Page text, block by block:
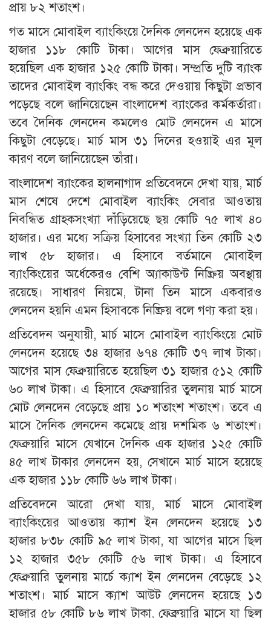
প্রায় ৮২ শতাংশ।
গত মাসে মোবাইল ব্যাংকিংয়ে দৈনিক লেনদেন হয়েছে এক
হাজার ১১৮ কোটি টাকা। আগের মাস ফেব্রুয়ারিতে
হয়েছিল এক হাজার ১২৫ কোটি টাকা। সম্প্রতি দুটি ব্যাংক
তাদের মোবাইল ব্যাংকিং বন্ধ করে দেওয়ায় কিছুটা প্রভাব
পড়েছে বলে জানিয়েছেন বাংলাদেশ ব্যাংকের কর্মকর্তারা।
তবে দৈনিক লেনদেন কমলেও মোট লেনদেন এ মাসে
কিছুটা বেড়েছে। মার্চ মাস ৩১ দিনের হওয়াই এর মূল
কারণ বলে জানিয়েছেন তাঁরা।
বাংলাদেশ ব্যাংকের হালনাগাদ প্রতিবেদনে দেখা যায়, মার্চ
মাস শেষে দেশে মোবাইল ব্যাংকিং সেবার আওতায়
নিবন্ধিত গ্রাহকসংখ্যা দাঁড়িয়েছে ছয় কোটি ৭৫ লাখ ৪০
হাজার। এর মধ্যে সক্রিয় হিসাবের সংখ্যা তিন কোটি ২৩
লাখ ৫৮ হাজার। এ হিসাবে বর্তমানে মোবাইল
ব্যাংকিংয়ের অর্ধেকেরও বেশি অ্যাকাউন্ট নিষ্ক্রিয় অবস্থায়
রয়েছে। সাধারণ নিয়মে, টানা তিন মাসে একবারও
লেনদেন হয়নি এমন হিসাবকে নিষ্ক্রিয় বলে গণ্য করা হয়।
প্রতিবেদন অনুযায়ী, মার্চ মাসে মোবাইল ব্যাংকিংয়ে মোট
লেনদেন হয়েছে ৩৪ হাজার ৬৭৪ কোটি ৩৭ লাখ টাকা।
আগের মাস ফেব্রুয়ারিতে হয়েছিল ৩১ হাজার ৫১২ কোটি
৬০ লাখ টাকা। এ হিসাবে ফেব্রুয়ারির তুলনায় মার্চ মাসে
মোট লেনদেন বেড়েছে প্রায় ১০ শতাংশ শতাংশ। তবে এ
মাসে দৈনিক লেনদেন কমেছে প্রায় দশমিক ৬ শতাংশ।
ফেব্রুয়ারি মাসে যেখানে দৈনিক এক হাজার ১২৫ কোটি
৪৫ লাখ টাকার লেনদেন হয়, সেখানে মার্চ মাসে হয়েছে
এক হাজার ১১৮ কোটি ৬৬ লাখ টাকা।
প্রতিবেদনে আরো দেখা যায়, মার্চ মাসে মোবাইল
ব্যাংকিংয়ের আওতায় ক্যাশ ইন লেনদেন হয়েছে ১৩
হাজার ৮৩৮ কোটি ৯৫ লাখ টাকা, যা আগের মাসে ছিল
১২ হাজার ৩৫৮ কোটি ৫৬ লাখ টাকা। এ হিসাবে
ফেব্রুয়ারি তুলনায় মার্চে ক্যাশ ইন লেনদেন বেড়েছে ১২
শতাংশ। মার্চ মাসে ক্যাশ আউট লেনদেন হয়েছে ১৩
হাজার ৫৮ কোটি ৮৬ লাখ টাকা, ফেব্রুয়ারি মাসে যা ছিল